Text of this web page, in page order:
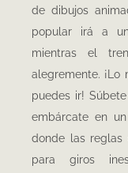
de dibujos
popular irá a
mientras el
alegremente.
puedes ir!
embárcate en
donde las reglas
para giros